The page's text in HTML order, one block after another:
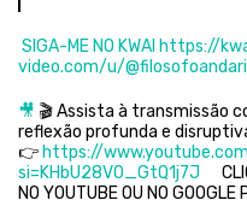
SIGA-ME NO KWAI https://
video.com/u/
🎥 🎬 Assista à transmissão
reflexão profunda e
👉 https://
si=KHbU28VO_GtQ1j7J
NO YOUTUBE OU NO GOOGLE